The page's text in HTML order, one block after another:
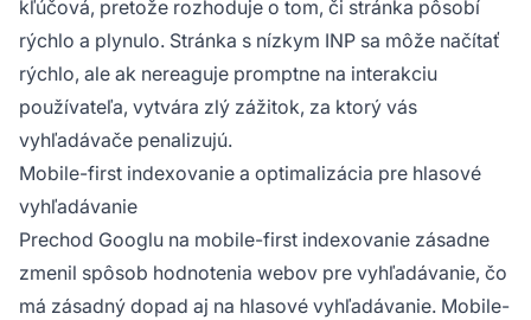
kľúčová, pretože rozhoduje o tom, či stránka pôsobí
rýchlo a plynulo. Stránka s nízkym INP sa môže načítať
rýchlo, ale ak nereaguje promptne na interakciu
používateľa, vytvára zlý zážitok, za ktorý vás
vyhľadávače penalizujú.
Mobile-first indexovanie a optimalizácia pre hlasové
vyhľadávanie
Prechod Googlu na mobile-first indexovanie zásadne
zmenil spôsob hodnotenia webov pre vyhľadávanie, čo
má zásadný dopad aj na hlasové vyhľadávanie. Mobile-